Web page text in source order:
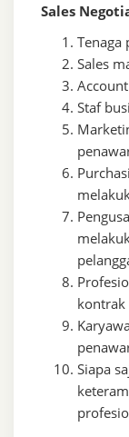
Sales
Tenaga
Sales
Staf
kontrak
Siapa